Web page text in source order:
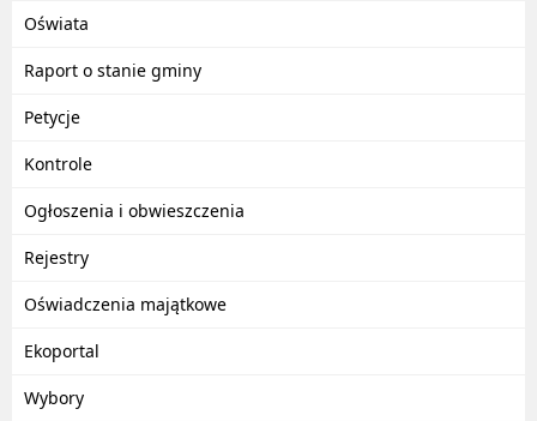
Oświata
Raport o stanie gminy
Petycje
Kontrole
Ogłoszenia i obwieszczenia
Rejestry
Oświadczenia majątkowe
Ekoportal
Wybory